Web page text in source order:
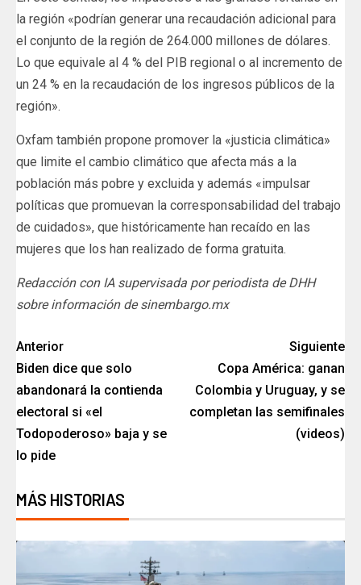
la región «podrían generar una recaudación adicional para
el conjunto de la región de 264.000 millones de dólares.
Lo que equivale al 4 % del PIB regional o al incremento de
un 24 % en la recaudación de los ingresos públicos de la
región».
Oxfam también propone promover la «justicia climática»
que limite el cambio climático que afecta más a la
población más pobre y excluida y además «impulsar
políticas que promuevan la corresponsabilidad del trabajo
de cuidados», que históricamente han recaído en las
mujeres que los han realizado de forma gratuita.
Redacción con IA supervisada por periodista de DHH
sobre información de sinembargo.mx
Anterior
Biden dice que solo
abandonará la contienda
electoral si «el
Todopoderoso» baja y se
lo pide
Siguiente
Copa América: ganan
Colombia y Uruguay, y se
completan las semifinales
(videos)
MÁS HISTORIAS